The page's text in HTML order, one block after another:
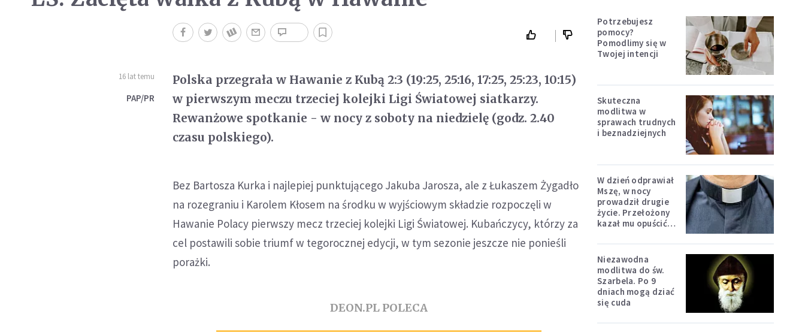
16 lat temu
PAP/PR
Polska przegrała w Hawanie z Kubą 2:3 (19:25, 25:16, 17:25, 25:23, 10:15)
w pierwszym meczu trzeciej kolejki Ligi Światowej siatkarzy.
Rewanżowe spotkanie - w nocy z soboty na niedzielę (godz. 2.40
czasu polskiego).
Bez Bartosza Kurka i najlepiej punktującego Jakuba Jarosza, ale z Łukaszem Żygadło
na rozegraniu i Karolem Kłosem na środku w wyjściowym składzie rozpoczęli w
Hawanie Polacy pierwszy mecz trzeciej kolejki Ligi Światowej. Kubańczycy, którzy za
cel postawili sobie triumf w tegorocznej edycji, w tym sezonie jeszcze nie ponieśli
porażki.
DEON.PL POLECA
Potrzebujesz
pomocy?
Pomodlimy się w
Twojej intencji
Skuteczna
modlitwa w
sprawach trudnych
i beznadziejnych
W dzień odprawiał
Mszę, w nocy
prowadził drugie
życie. Przełożony
kazał mu opuścić
Niezawodna
modlitwa do św.
Szarbela. Po 9
dniach mogą dziać
się cuda